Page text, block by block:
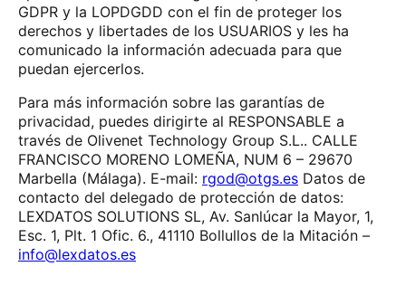
GDPR y la LOPDGDD con el fin de proteger los
derechos y libertades de los USUARIOS y les ha
comunicado la información adecuada para que
puedan ejercerlos.
Para más información sobre las garantías de
privacidad, puedes dirigirte al RESPONSABLE a
través de Olivenet Technology Group S.L.. CALLE
FRANCISCO MORENO LOMEÑA, NUM 6 – 29670
Marbella (Málaga). E-mail: rgod@otgs.es Datos de
contacto del delegado de protección de datos:
LEXDATOS SOLUTIONS SL, Av. Sanlúcar la Mayor, 1,
Esc. 1, Plt. 1 Ofic. 6., 41110 Bollullos de la Mitación –
info@lexdatos.es